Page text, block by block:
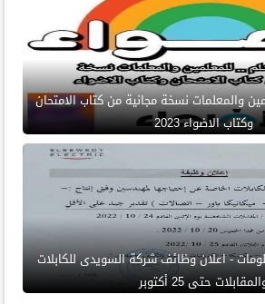
والمعلمات نسخة مجانية من كتاب الامتحان
وكتاب الاضواء 2023
- اعلان وظائف شركة السويدى للكابلات
حتى 25 أكتوبر